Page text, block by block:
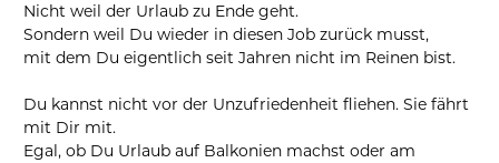
Nicht weil der Urlaub zu Ende geht.
Sondern weil Du wieder in diesen Job zurück musst,
mit dem Du eigentlich seit Jahren nicht im Reinen bist.
Du kannst nicht vor der Unzufriedenheit fliehen. Sie fährt
mit Dir mit.
Egal, ob Du Urlaub auf Balkonien machst oder am